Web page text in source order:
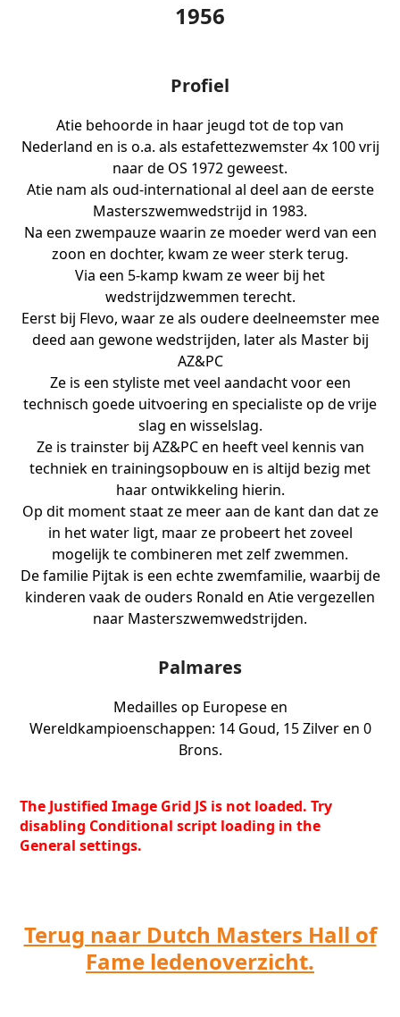
1956
Profiel
Atie behoorde in haar jeugd tot de top van
Nederland en is o.a. als estafettezwemster 4x 100 vrij
naar de OS 1972 geweest.
Atie nam als oud-international al deel aan de eerste
Masterszwemwedstrijd in 1983.
Na een zwempauze waarin ze moeder werd van een
zoon en dochter, kwam ze weer sterk terug.
Via een 5-kamp kwam ze weer bij het
wedstrijdzwemmen terecht.
Eerst bij Flevo, waar ze als oudere deelneemster mee
deed aan gewone wedstrijden, later als Master bij
AZ&PC
Ze is een styliste met veel aandacht voor een
technisch goede uitvoering en specialiste op de vrije
slag en wisselslag.
Ze is trainster bij AZ&PC en heeft veel kennis van
techniek en trainingsopbouw en is altijd bezig met
haar ontwikkeling hierin.
Op dit moment staat ze meer aan de kant dan dat ze
in het water ligt, maar ze probeert het zoveel
mogelijk te combineren met zelf zwemmen.
De familie Pijtak is een echte zwemfamilie, waarbij de
kinderen vaak de ouders Ronald en Atie vergezellen
naar Masterszwemwedstrijden.
Palmares
Medailles op Europese en
Wereldkampioenschappen: 14 Goud, 15 Zilver en 0
Brons.
The Justified Image Grid JS is not loaded. Try
disabling Conditional script loading in the
General settings.
Terug naar Dutch Masters Hall of
Fame ledenoverzicht.